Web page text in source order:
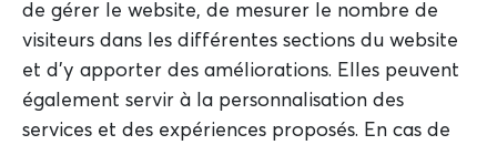
de gérer le website, de mesurer le nombre de
visiteurs dans les différentes sections du website
et d'y apporter des améliorations. Elles peuvent
également servir à la personnalisation des
services et des expériences proposés. En cas de